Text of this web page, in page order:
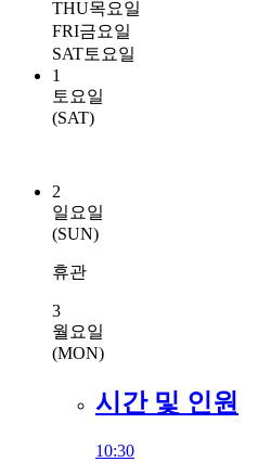
THU목요일
FRI금요일
SAT토요일
1
토요일
(SAT)
2
일요일
(SUN)
휴관
3
월요일
(MON)
시간 및 인원
10:30